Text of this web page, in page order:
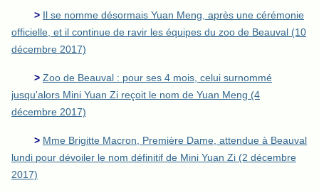
> Il se nomme désormais Yuan Meng, après une cérémonie
officielle, et il continue de ravir les équipes du zoo de Beauval (10
décembre 2017)
> Zoo de Beauval : pour ses 4 mois, celui surnommé
jusqu'alors Mini Yuan Zi reçoit le nom de Yuan Meng (4
décembre 2017)
> Mme Brigitte Macron, Première Dame, attendue à Beauval
lundi pour dévoiler le nom définitif de Mini Yuan Zi (2 décembre
2017)